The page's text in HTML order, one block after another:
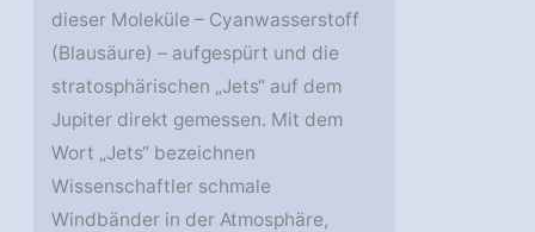
dieser Moleküle – Cyanwasserstoff
(Blausäure) – aufgespürt und die
stratosphärischen „Jets“ auf dem
Jupiter direkt gemessen. Mit dem
Wort „Jets“ bezeichnen
Wissenschaftler schmale
Windbänder in der Atmosphäre,